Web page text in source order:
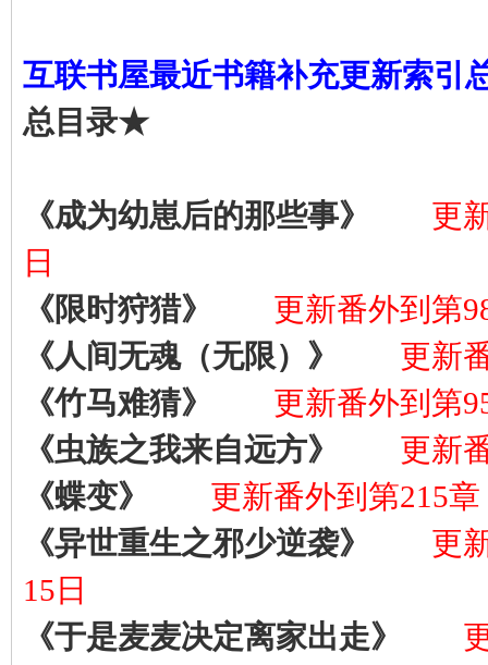
互联书屋最近书籍补充更新索引
总目录★
《成为幼崽后的那些事》
更
日
《限时狩猎》
更新番外到第
《人间无魂（无限）》
更新
《竹马难猜》
更新番外到第
《虫族之我来自远方》
更新
《蝶变》
更新番外到第215
《异世重生之邪少逆袭》
更
15日
《于是麦麦决定离家出走》